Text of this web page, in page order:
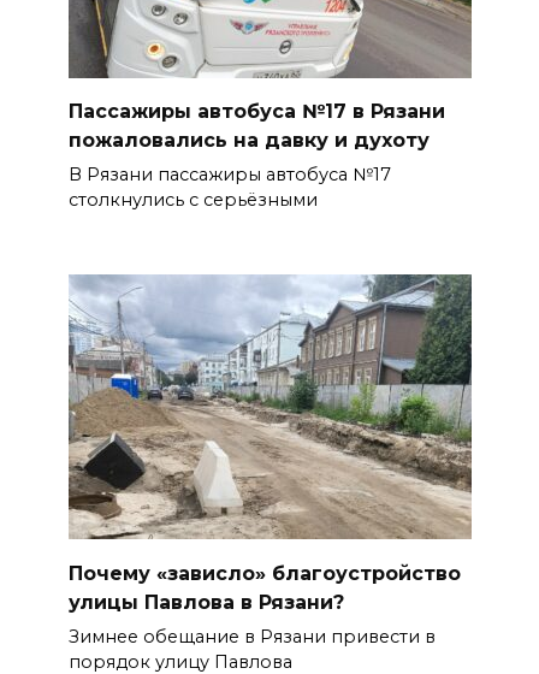
Пассажиры автобуса №17 в Рязани
пожаловались на давку и духоту
В Рязани пассажиры автобуса №17
столкнулись с серьёзными
Почему «зависло» благоустройство
улицы Павлова в Рязани?
Зимнее обещание в Рязани привести в
порядок улицу Павлова